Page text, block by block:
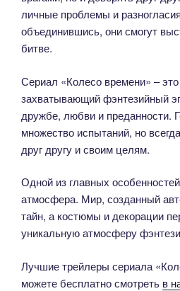
личные проблемы и
объединившись, они смогут
битве.
Сериал «Колесо времени» –
захватывающий фэнтезийный
дружбе, любви и преданности.
множество испытаний, но
друг другу и своим целям.
Одной из главных
атмосфера. Мир, созданный
тайн, а костюмы и декорации
уникальную атмосферу
Лучшие трейлеры сериала
можете бесплатно смотреть в